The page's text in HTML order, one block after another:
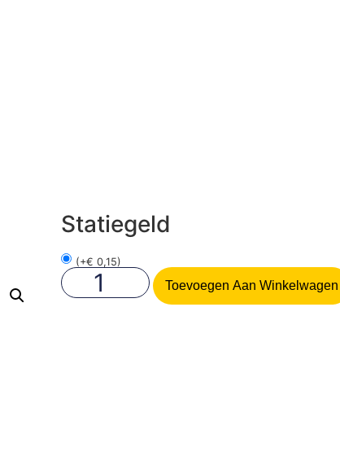
Statiegeld
(+€ 0,15)
Toevoegen Aan Winkelwagen